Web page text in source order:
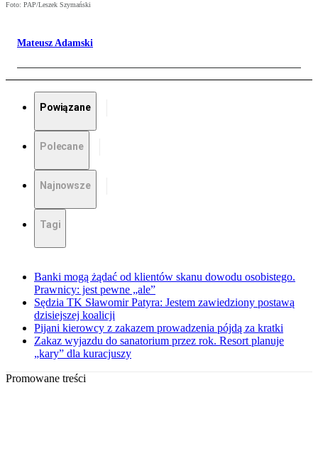
Foto: PAP/Leszek Szymański
Mateusz Adamski
Powiązane
Polecane
Najnowsze
Tagi
Banki mogą żądać od klientów skanu dowodu osobistego.
Prawnicy: jest pewne „ale”
Sędzia TK Sławomir Patyra: Jestem zawiedziony postawą
dzisiejszej koalicji
Pijani kierowcy z zakazem prowadzenia pójdą za kratki
Zakaz wyjazdu do sanatorium przez rok. Resort planuje
„kary” dla kuracjuszy
Promowane treści